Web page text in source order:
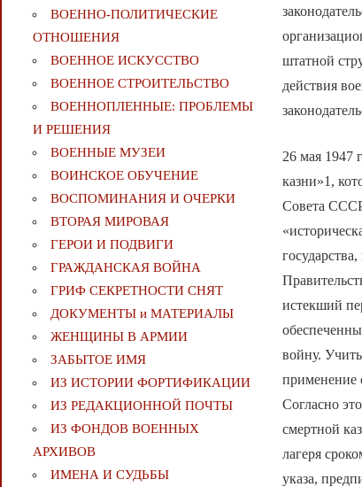
штатной
действия
26 мая 1947
казни»1,
Совета СССР
истекший
войну.
применение
Согласно
смертной
лагеря
указа,
ВОЕННО-ПОЛИТИЧЕСКИE
ОТНОШЕНИЯ
ВОЕННОЕ ИСКУССТВО
ВОЕННОЕ СТРОИТЕЛЬСТВО
ВОЕННОПЛЕННЫЕ: ПРОБЛЕМЫ
И РЕШЕНИЯ
ВОЕННЫЕ МУЗЕИ
ВОИНСКОЕ ОБУЧЕНИЕ
ВОСПОМИНАНИЯ И ОЧЕРКИ
ВТОРАЯ МИРОВАЯ
ГЕРОИ И ПОДВИГИ
ГРАЖДАНСКАЯ ВОЙНА
ГРИФ СЕКРЕТНОСТИ СНЯТ
ДОКУМЕНТЫ и МАТЕРИАЛЫ
ЖЕНЩИНЫ В АРМИИ
ЗАБЫТОЕ ИМЯ
ИЗ ИСТОРИИ ФОРТИФИКАЦИИ
ИЗ РЕДАКЦИОННОЙ ПОЧТЫ
ИЗ ФОНДОВ ВОЕННЫХ
АРХИВОВ
ИМЕНА И СУДЬБЫ